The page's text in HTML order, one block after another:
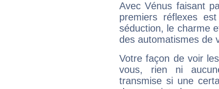
Avec Vénus faisant
premiers réflexes
séduction, le charme
des automatismes de
Votre façon de voir
vous, rien ni
transmise si une